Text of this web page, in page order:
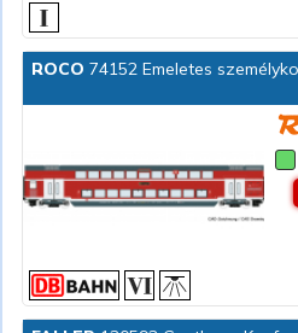
ROCO 74152 Emeletes